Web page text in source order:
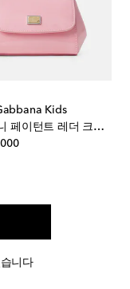
Kids
Sicily 미니 페이턴트 레더 크로스 백
original price
니다